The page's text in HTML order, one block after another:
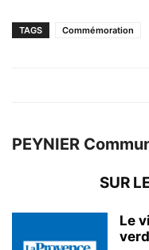
TAGS Commémoration
PEYNIER
SUR
Le